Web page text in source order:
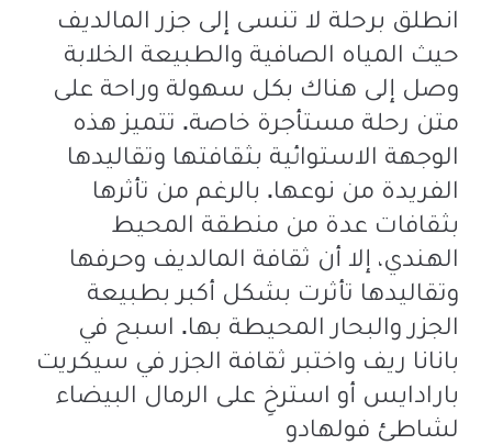
انطلق برحلة لا تنسى إلى جزر المالديف
حيث المياه الصافية والطبيعة الخلابة
وصل إلى هناك بكل سهولة وراحة على
متن رحلة مستأجرة خاصة. تتميز هذه
الوجهة الاستوائية بثقافتها وتقاليدها
الفريدة من نوعها. بالرغم من تأثرها
بثقافات عدة من منطقة المحيط
الهندي، إلا أن ثقافة المالديف وحرفها
وتقاليدها تأثرت بشكل أكبر بطبيعة
الجزر والبحار المحيطة بها. اسبح في
بانانا ريف واختبر ثقافة الجزر في سيكريت
بارادايس أو استرخِ على الرمال البيضاء
لشاطئ فولهادو